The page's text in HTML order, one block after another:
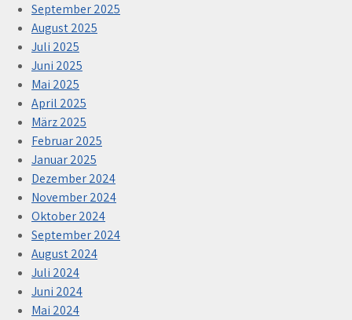
September 2025
August 2025
Juli 2025
Juni 2025
Mai 2025
April 2025
März 2025
Februar 2025
Januar 2025
Dezember 2024
November 2024
Oktober 2024
September 2024
August 2024
Juli 2024
Juni 2024
Mai 2024